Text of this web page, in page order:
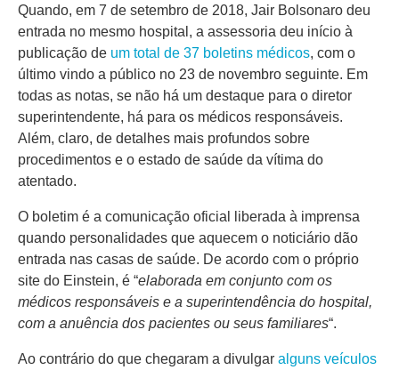
Quando, em 7 de setembro de 2018, Jair Bolsonaro deu
entrada no mesmo hospital, a assessoria deu início à
publicação de um total de 37 boletins médicos, com o
último vindo a público no 23 de novembro seguinte. Em
todas as notas, se não há um destaque para o diretor
superintendente, há para os médicos responsáveis.
Além, claro, de detalhes mais profundos sobre
procedimentos e o estado de saúde da vítima do
atentado.
O boletim é a comunicação oficial liberada à imprensa
quando personalidades que aquecem o noticiário dão
entrada nas casas de saúde. De acordo com o próprio
site do Einstein, é “elaborada em conjunto com os
médicos responsáveis e a superintendência do hospital,
com a anuência dos pacientes ou seus familiares“.
Ao contrário do que chegaram a divulgar alguns veículos